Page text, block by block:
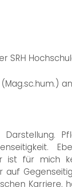
SRH
an
ist für mich
auf
Karriere,